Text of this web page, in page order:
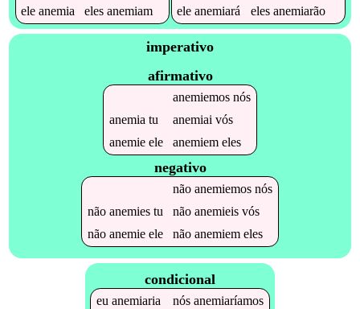
eleanemia elesanemiam
eleanemiará elesanemiarão
imperativo
afirmativo
anemiemosnós
anemia tu anemiai vós
anemieele anemiemeles
negativo
não anemiemosnós
não anemiestu não anemieisvós
não anemieele não anemiemeles
condicional
eu anemiaria nós anemiaríamos